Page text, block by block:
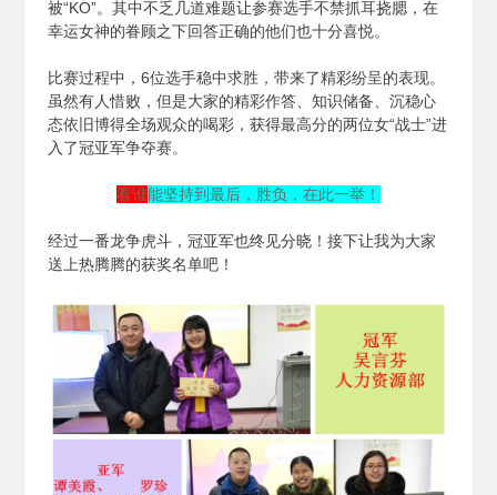
被“KO”。其中不乏几道难题让参赛选手不禁抓耳挠腮，在
幸运女神的眷顾之下回答正确的他们也十分喜悦。
比赛过程中，6位选手稳中求胜，带来了精彩纷呈的表现。
虽然有人惜败，但是大家的精彩作答、知识储备、沉稳心
态依旧博得全场观众的喝彩，获得最高分的两位女“战士”进
入了冠亚军争夺赛。
看谁能坚持到最后，胜负，在此一举！
经过一番龙争虎斗，冠亚军也终见分晓！接下让我为大家
送上热腾腾的获奖名单吧！